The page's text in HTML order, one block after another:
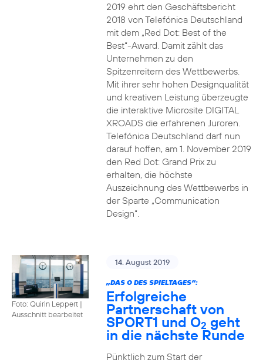
2019 ehrt den Geschäftsbericht
2018 von Telefónica Deutschland
mit dem „Red Dot: Best of the
Best“-Award. Damit zählt das
Unternehmen zu den
Spitzenreitern des Wettbewerbs.
Mit ihrer sehr hohen Designqualität
und kreativen Leistung überzeugte
die interaktive Microsite DIGITAL
XROADS die erfahrenen Juroren.
Telefónica Deutschland darf nun
darauf hoffen, am 1. November 2019
den Red Dot: Grand Prix zu
erhalten, die höchste
Auszeichnung des Wettbewerbs in
der Sparte „Communication
Design“.
Foto: Quirin Leppert |
Ausschnitt bearbeitet
14. August 2019
„DAS O DES SPIELTAGES“:
Erfolgreiche
Partnerschaft von
SPORT1 und O2 geht
in die nächste Runde
Pünktlich zum Start der